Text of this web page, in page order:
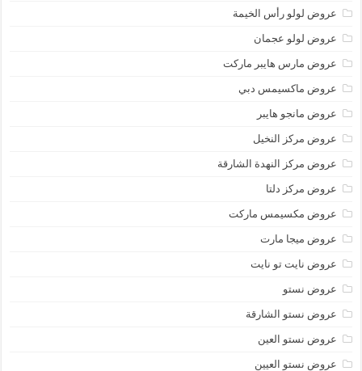
عروض لولو رأس الخيمة
عروض لولو عجمان
عروض مارس هايبر ماركت
عروض ماكسيمس دبي
عروض مانجو هايبر
عروض مركز النخيل
عروض مركز النهدة الشارقة
عروض مركز دلتا
عروض مكسيمس ماركت
عروض ميجا مارت
عروض نايت تو نايت
عروض نستو
عروض نستو الشارقة
عروض نستو العين
عروض نستو العيين